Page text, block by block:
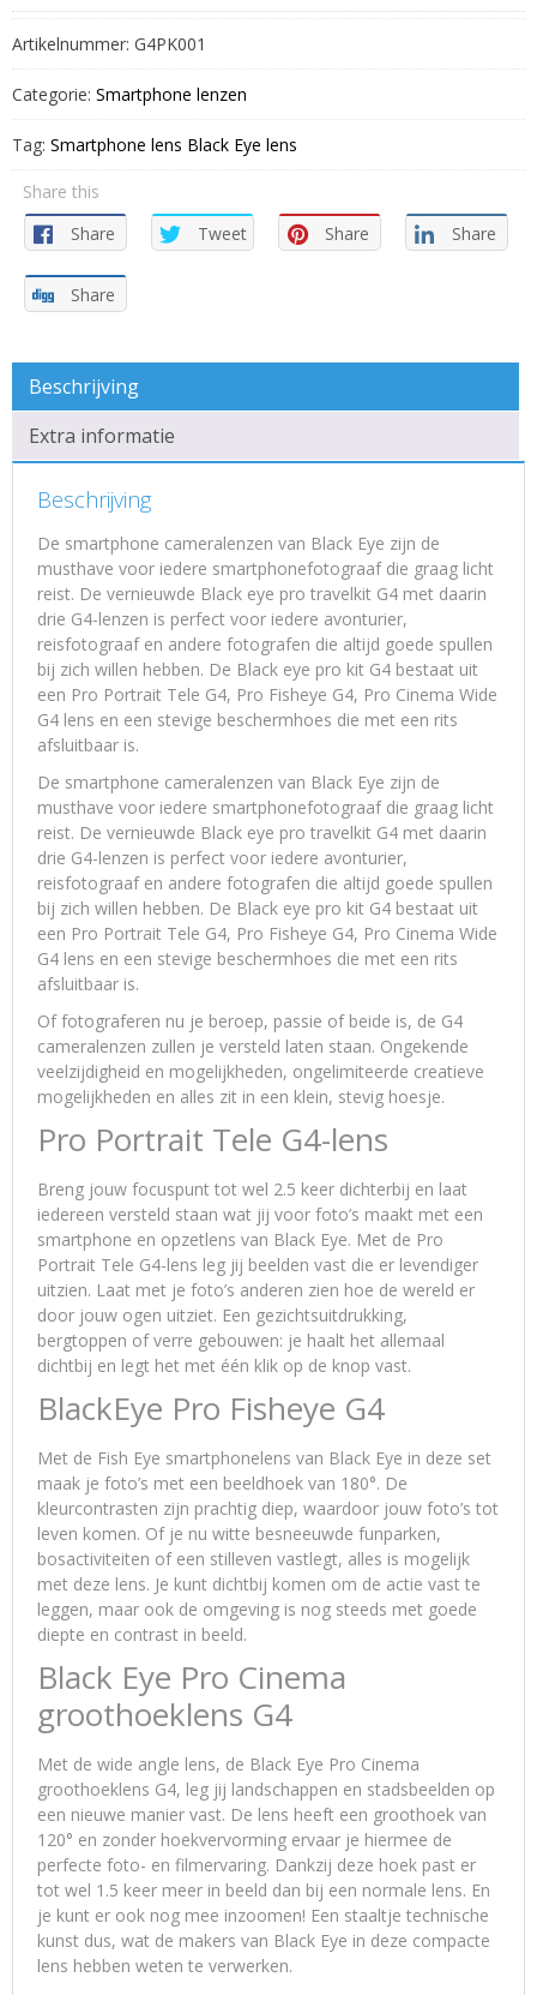
Artikelnummer: G4PK001
Categorie: Smartphone lenzen
Tag: Smartphone lens Black Eye lens
Share this
Share
Tweet Share Share
Share
Beschrijving
Extra informatie
Beschrijving
De smartphone cameralenzen van Black Eye zijn de
musthave voor iedere smartphonefotograaf die graag licht
reist. De vernieuwde Black eye pro travelkit G4 met daarin
drie G4-lenzen is perfect voor iedere avonturier,
reisfotograaf en andere fotografen die altijd goede spullen
bij zich willen hebben. De Black eye pro kit G4 bestaat uit
een Pro Portrait Tele G4, Pro Fisheye G4, Pro Cinema Wide
G4 lens en een stevige beschermhoes die met een rits
afsluitbaar is.
De smartphone cameralenzen van Black Eye zijn de
musthave voor iedere smartphonefotograaf die graag licht
reist. De vernieuwde Black eye pro travelkit G4 met daarin
drie G4-lenzen is perfect voor iedere avonturier,
reisfotograaf en andere fotografen die altijd goede spullen
bij zich willen hebben. De Black eye pro kit G4 bestaat uit
een Pro Portrait Tele G4, Pro Fisheye G4, Pro Cinema Wide
G4 lens en een stevige beschermhoes die met een rits
afsluitbaar is.
Of fotograferen nu je beroep, passie of beide is, de G4
cameralenzen zullen je versteld laten staan. Ongekende
veelzijdigheid en mogelijkheden, ongelimiteerde creatieve
mogelijkheden en alles zit in een klein, stevig hoesje.
Pro Portrait Tele G4-lens
Breng jouw focuspunt tot wel 2.5 keer dichterbij en laat
iedereen versteld staan wat jij voor foto’s maakt met een
smartphone en opzetlens van Black Eye. Met de Pro
Portrait Tele G4-lens leg jij beelden vast die er levendiger
uitzien. Laat met je foto’s anderen zien hoe de wereld er
door jouw ogen uitziet. Een gezichtsuitdrukking,
bergtoppen of verre gebouwen: je haalt het allemaal
dichtbij en legt het met één klik op de knop vast.
BlackEye Pro Fisheye G4
Met de Fish Eye smartphonelens van Black Eye in deze set
maak je foto’s met een beeldhoek van 180°. De
kleurcontrasten zijn prachtig diep, waardoor jouw foto’s tot
leven komen. Of je nu witte besneeuwde funparken,
bosactiviteiten of een stilleven vastlegt, alles is mogelijk
met deze lens. Je kunt dichtbij komen om de actie vast te
leggen, maar ook de omgeving is nog steeds met goede
diepte en contrast in beeld.
Black Eye Pro Cinema
groothoeklens G4
Met de wide angle lens, de Black Eye Pro Cinema
groothoeklens G4, leg jij landschappen en stadsbeelden op
een nieuwe manier vast. De lens heeft een groothoek van
120° en zonder hoekvervorming ervaar je hiermee de
perfecte foto- en filmervaring. Dankzij deze hoek past er
tot wel 1.5 keer meer in beeld dan bij een normale lens. En
je kunt er ook nog mee inzoomen! Een staaltje technische
kunst dus, wat de makers van Black Eye in deze compacte
lens hebben weten te verwerken.